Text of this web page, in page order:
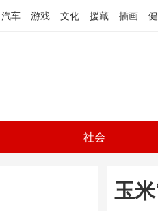
汽车 游戏 文化 援藏 插画
社会
玉